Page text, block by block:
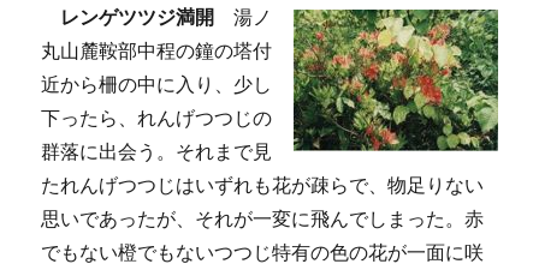
レンゲツツジ満開
湯ノ
丸山麓鞍部中程の鐘の塔付
近から柵の中に入り、少し
下ったら、れんげつつじの
群落に出会う。それまで見
たれんげつつじはいずれも花が疎らで、物足りない
思いであったが、それが一変に飛んでしまった。赤
でもない橙でもないつつじ特有の色の花が一面に咲